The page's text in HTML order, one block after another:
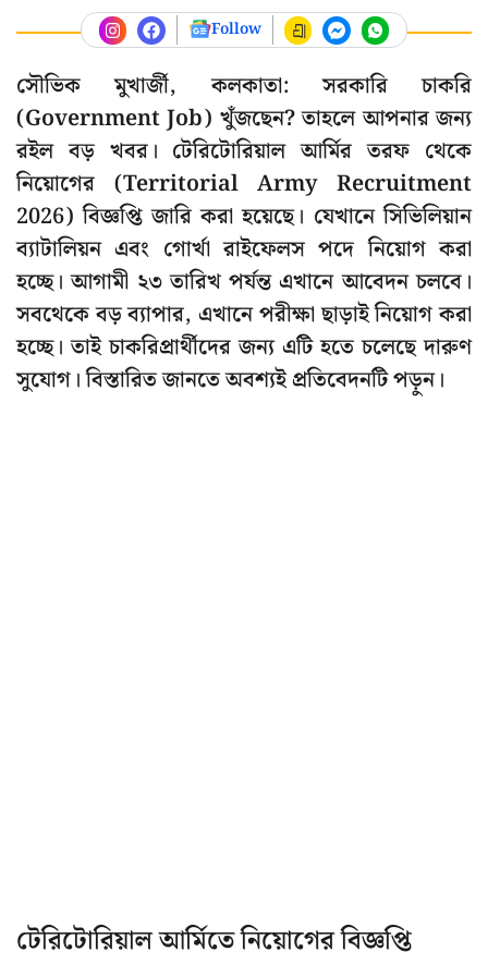
Follow
সৌভিক মুখার্জী, কলকাতা: সরকারি চাকরি
(Government Job) খুঁজছেন? তাহলে আপনার জন্য
রইল বড় খবর। টেরিটোরিয়াল আর্মির তরফ থেকে
নিয়োগের (Territorial Army Recruitment
2026) বিজ্ঞপ্তি জারি করা হয়েছে। যেখানে সিভিলিয়ান
ব্যাটালিয়ন এবং গোর্খা রাইফেলস পদে নিয়োগ করা
হচ্ছে। আগামী ২৩ তারিখ পর্যন্ত এখানে আবেদন চলবে।
সবথেকে বড় ব্যাপার, এখানে পরীক্ষা ছাড়াই নিয়োগ করা
হচ্ছে। তাই চাকরিপ্রার্থীদের জন্য এটি হতে চলেছে দারুণ
সুযোগ। বিস্তারিত জানতে অবশ্যই প্রতিবেদনটি পড়ুন।
টেরিটোরিয়াল আর্মিতে নিয়োগের বিজ্ঞপ্তি